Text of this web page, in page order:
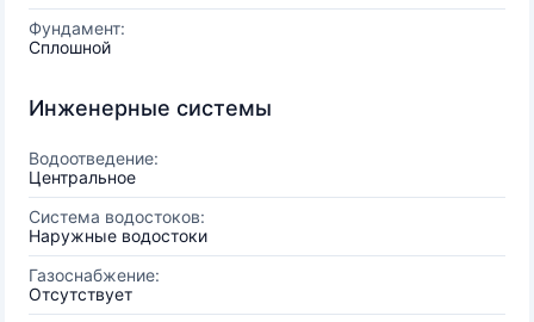
Фундамент:
Сплошной
Инженерные системы
Водоотведение:
Центральное
Система водостоков:
Наружные водостоки
Газоснабжение:
Отсутствует